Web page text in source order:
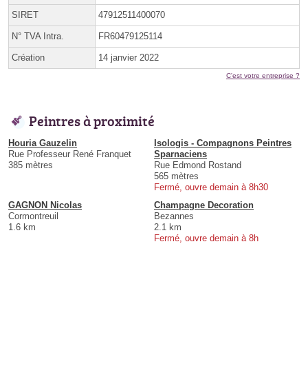
SIRET 47912511400070
N° TVA Intra. FR60479125114
Création 14 janvier 2022
C'est votre entreprise ?
Peintres à proximité
Houria Gauzelin
Rue Professeur René Franquet
385 mètres
Isologis - Compagnons Peintres
Sparnaciens
Rue Edmond Rostand
565 mètres
Fermé, ouvre demain à 8h30
GAGNON Nicolas
Cormontreuil
1.6 km
Champagne Decoration
Bezannes
2.1 km
Fermé, ouvre demain à 8h